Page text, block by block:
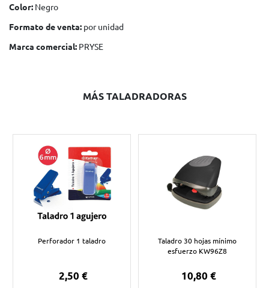
Color: Negro
Formato de venta: por unidad
Marca comercial: PRYSE
MÁS TALADRADORAS
Perforador 1 taladro
2,50 €
Taladro 30 hojas mínimo
esfuerzo KW96Z8
10,80 €